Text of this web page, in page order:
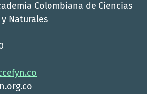
Colombiana de Ciencias
y Naturales